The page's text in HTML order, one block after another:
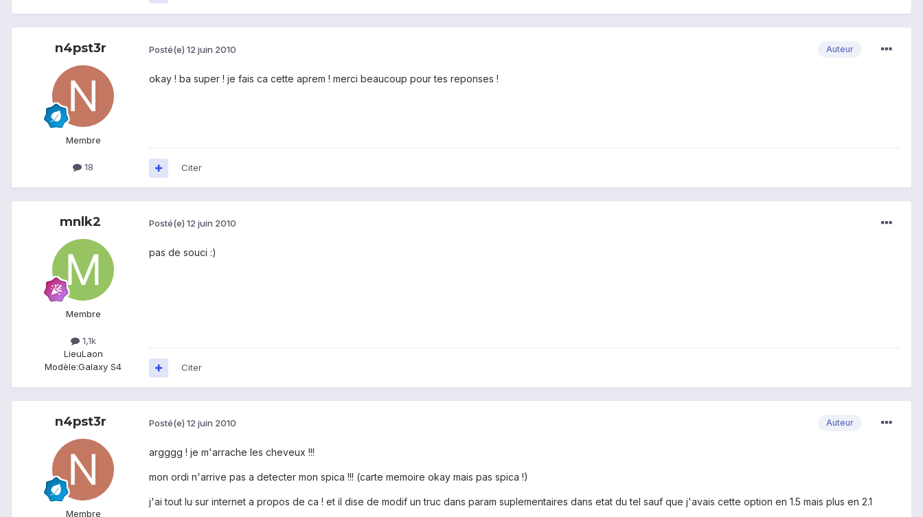
n4pst3r
Membre
18
Auteur
Posté(e) 12 juin 2010
okay ! ba super ! je fais ca cette aprem ! merci beaucoup pour tes reponses !
Citer
mnlk2
Membre
1,1k
LieuLaon
Modèle:Galaxy S4
Posté(e) 12 juin 2010
pas de souci :)
Citer
n4pst3r
Membre
Auteur
Posté(e) 12 juin 2010
argggg ! je m'arrache les cheveux !!!
mon ordi n'arrive pas a detecter mon spica !!! (carte memoire okay mais pas spica !)
j'ai tout lu sur internet a propos de ca ! et il dise de modif un truc dans param suplementaires dans etat du tel sauf que j'avais cette option en 1.5 mais plus en 2.1